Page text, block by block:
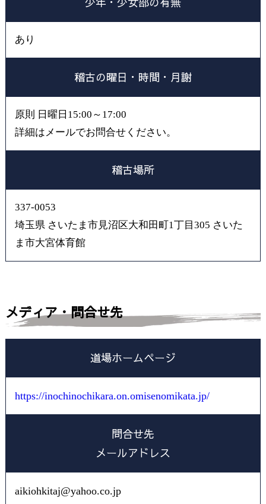
あり
稽古の曜日・時間・月謝
原則 日曜日15:00～17:00
詳細はメールでお問合せください。
稽古場所
337-0053
埼玉県 さいたま市見沼区大和田町1丁目305 さいた
ま市大宮体育館
メディア・問合せ先
道場ホームページ
https://inochinochikara.on.omisenomikata.jp/
問合せ先
メールアドレス
aikiohkitaj@yahoo.co.jp